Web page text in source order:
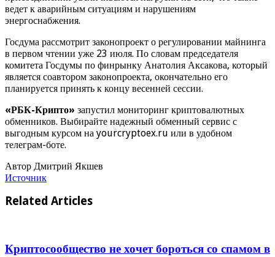
ведет к аварийным ситуациям и нарушениям
энергоснабжения.
Госдума рассмотрит законопроект о регулировании майнинга
в первом чтении уже 23 июля. По словам председателя
комитета Госдумы по финрынку Анатолия Аксакова, который
является соавтором законопроекта, окончательно его
планируется принять к концу весенней сессии.
«РБК-Крипто» запустил мониторинг криптовалютных
обменников. Выбирайте надежный обменный сервис с
выгодным курсом на yourcryptoex.ru или в удобном
телеграм-боте.
Автор Дмитрий Якшев
Источник
Related Articles
Криптосообщество не хочет бороться со спамом в